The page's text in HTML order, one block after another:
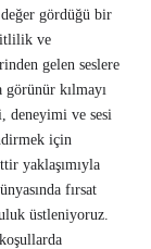
gördüğü bir
ve
gelen seslere
görünür kılmayı
deneyimi ve sesi
için
yaklaşımıyla
fırsat
üstleniyoruz.